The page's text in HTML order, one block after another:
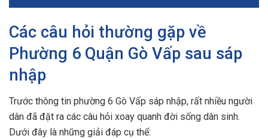
Các câu hỏi thường gặp về
Phường 6 Quận Gò Vấp sau sáp
nhập
Trước thông tin phường 6 Gò Vấp sáp nhập, rất nhiều người
dân đã đặt ra các câu hỏi xoay quanh đời sống dân sinh.
Dưới đây là những giải đáp cụ thể: